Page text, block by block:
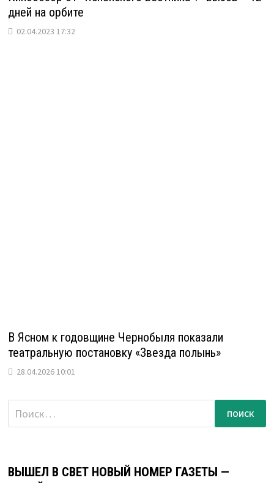
дней на орбите
02.04.2023 17:32
В Ясном к годовщине Чернобыля показали
театральную постановку «Звезда полынь»
28.04.2026 10:01
Найти:
ВЫШЕЛ В СВЕТ НОВЫЙ НОМЕР ГАЗЕТЫ —